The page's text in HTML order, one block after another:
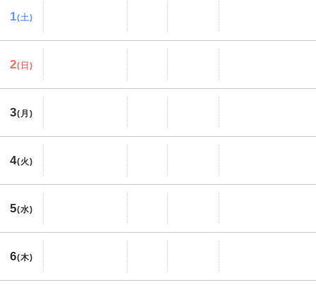
1(土)
2(日)
3(月)
4(火)
5(水)
6(木)